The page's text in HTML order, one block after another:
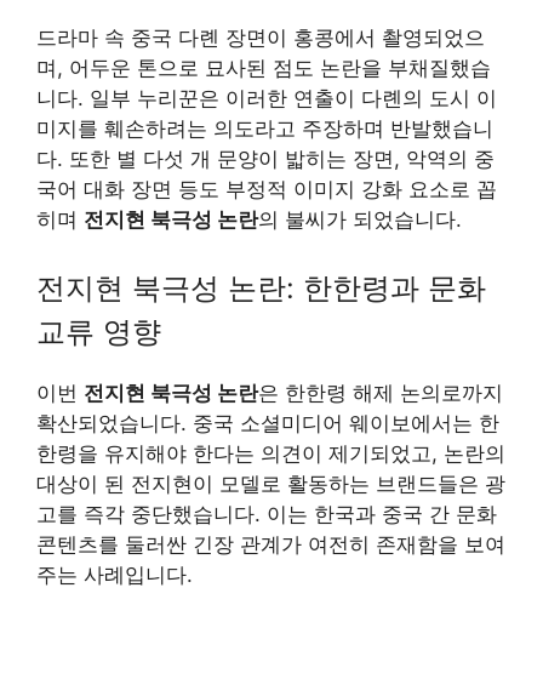
드라마 속 중국 다롄 장면이 홍콩에서 촬영되었으
며, 어두운 톤으로 묘사된 점도 논란을 부채질했습
니다. 일부 누리꾼은 이러한 연출이 다롄의 도시 이
미지를 훼손하려는 의도라고 주장하며 반발했습니
다. 또한 별 다섯 개 문양이 밟히는 장면, 악역의 중
국어 대화 장면 등도 부정적 이미지 강화 요소로 꼽
히며 전지현 북극성 논란의 불씨가 되었습니다.
전지현 북극성 논란: 한한령과 문화
교류 영향
이번 전지현 북극성 논란은 한한령 해제 논의로까지
확산되었습니다. 중국 소셜미디어 웨이보에서는 한
한령을 유지해야 한다는 의견이 제기되었고, 논란의
대상이 된 전지현이 모델로 활동하는 브랜드들은 광
고를 즉각 중단했습니다. 이는 한국과 중국 간 문화
콘텐츠를 둘러싼 긴장 관계가 여전히 존재함을 보여
주는 사례입니다.